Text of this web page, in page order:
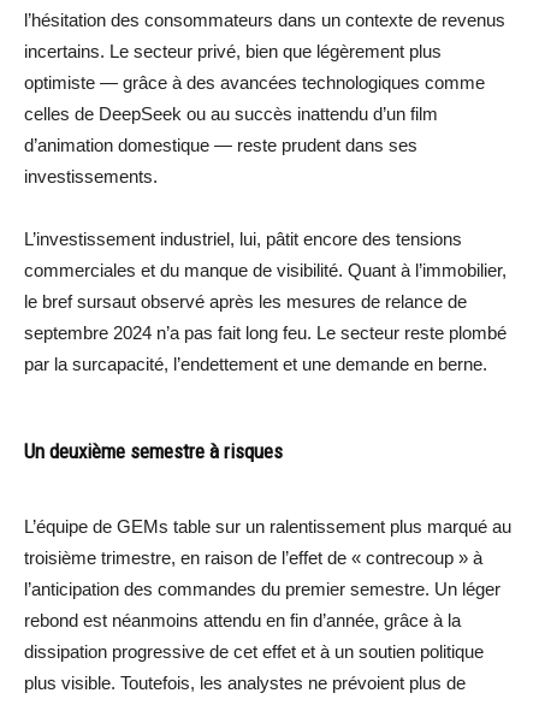
l’hésitation des consommateurs dans un contexte de revenus
incertains. Le secteur privé, bien que légèrement plus
optimiste — grâce à des avancées technologiques comme
celles de DeepSeek ou au succès inattendu d’un film
d’animation domestique — reste prudent dans ses
investissements.
L’investissement industriel, lui, pâtit encore des tensions
commerciales et du manque de visibilité. Quant à l’immobilier,
le bref sursaut observé après les mesures de relance de
septembre 2024 n’a pas fait long feu. Le secteur reste plombé
par la surcapacité, l’endettement et une demande en berne.
Un deuxième semestre à risques
L’équipe de GEMs table sur un ralentissement plus marqué au
troisième trimestre, en raison de l’effet de « contrecoup » à
l’anticipation des commandes du premier semestre. Un léger
rebond est néanmoins attendu en fin d’année, grâce à la
dissipation progressive de cet effet et à un soutien politique
plus visible. Toutefois, les analystes ne prévoient plus de